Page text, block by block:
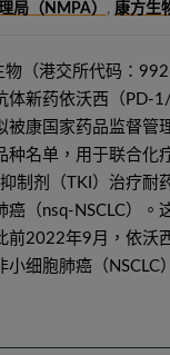
局（NMPA） , 康方生
（港交所代码：
新药依沃西（PD-1/
被康国家药品监督管
种名单，用于联合化
制剂（TKI）治疗耐
（nsq-NSCLC）。
前2022年9月，依沃
小细胞肺癌（NSCLC